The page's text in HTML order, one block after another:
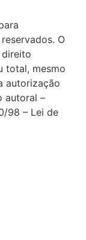
O
total, mesmo
autorização
autoral –
98 – Lei de